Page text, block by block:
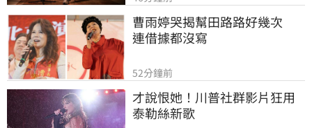
曹雨婷哭揭幫田路路好幾次
連借據都沒寫
52分鐘前
才說恨她！川普社群影片狂用
泰勒絲新歌